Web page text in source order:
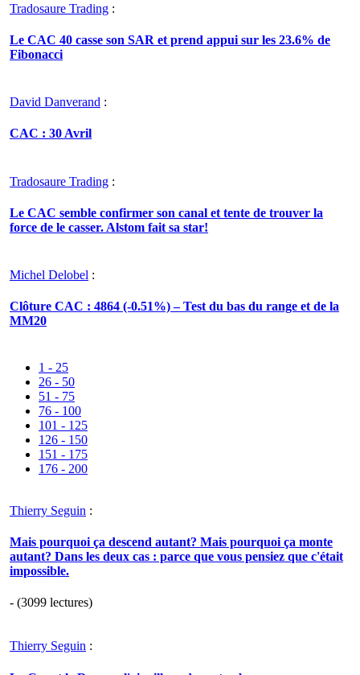
Tradosaure Trading :
Le CAC 40 casse son SAR et prend appui sur les 23.6% de
Fibonacci
David Danverand :
CAC : 30 Avril
Tradosaure Trading :
Le CAC semble confirmer son canal et tente de trouver la
force de le casser. Alstom fait sa star!
Michel Delobel :
Clôture CAC : 4864 (-0.51%) – Test du bas du range et de la
MM20
1 - 25
26 - 50
51 - 75
76 - 100
101 - 125
126 - 150
151 - 175
176 - 200
Thierry Seguin :
Mais pourquoi ça descend autant? Mais pourquoi ça monte
autant? Dans les deux cas : parce que vous pensiez que c'était
impossible.
- (3099 lectures)
Thierry Seguin :